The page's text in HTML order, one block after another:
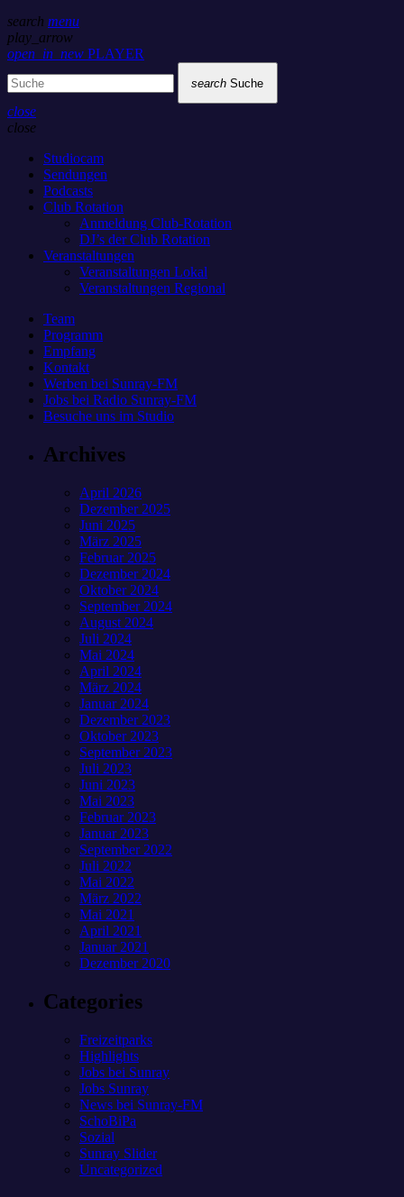
search menu
play_arrow
open_in_new PLAYER
search Suche
close
close
Studiocam
Sendungen
Podcasts
Club Rotation
Anmeldung Club-Rotation
DJ’s der Club Rotation
Veranstaltungen
Veranstaltungen Lokal
Veranstaltungen Regional
Team
Programm
Empfang
Kontakt
Werben bei Sunray-FM
Jobs bei Radio Sunray-FM
Besuche uns im Studio
Archives
April 2026
Dezember 2025
Juni 2025
März 2025
Februar 2025
Dezember 2024
Oktober 2024
September 2024
August 2024
Juli 2024
Mai 2024
April 2024
März 2024
Januar 2024
Dezember 2023
Oktober 2023
September 2023
Juli 2023
Juni 2023
Mai 2023
Februar 2023
Januar 2023
September 2022
Juli 2022
Mai 2022
März 2022
Mai 2021
April 2021
Januar 2021
Dezember 2020
Categories
Freizeitparks
Highlights
Jobs bei Sunray
Jobs Sunray
News bei Sunray-FM
SchoBiPa
Sozial
Sunray Slider
Uncategorized